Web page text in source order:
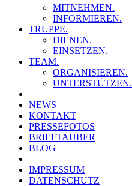
MITNEHMEN.
INFORMIEREN.
TRUPPE.
DIENEN.
EINSETZEN.
TEAM.
ORGANISIEREN.
UNTERSTÜTZEN.
–
NEWS
KONTAKT
PRESSEFOTOS
BRIEFTAUBER
BLOG
–
IMPRESSUM
DATENSCHUTZ